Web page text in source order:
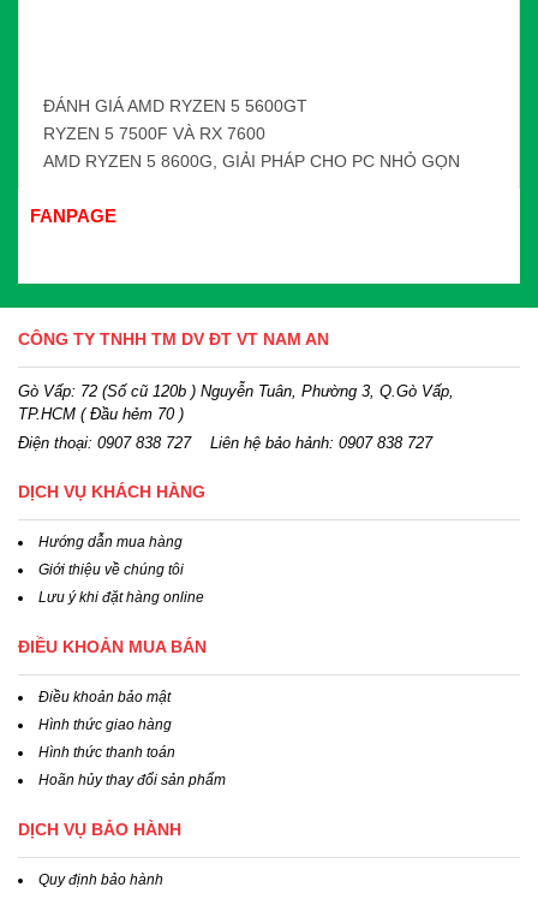
ĐÁNH GIÁ AMD RYZEN 5 5600GT
RYZEN 5 7500F VÀ RX 7600
AMD RYZEN 5 8600G, GIẢI PHÁP CHO PC NHỎ GỌN
FANPAGE
CÔNG TY TNHH TM DV ĐT VT NAM AN
Gò Vấp: 72 (Số cũ 120b ) Nguyễn Tuân, Phường 3, Q.Gò Vấp,
TP.HCM ( Đầu hẻm 70 )
Điện thoại: 0907 838 727Liên hệ bảo hảnh: 0907 838 727
DỊCH VỤ KHÁCH HÀNG
Hướng dẫn mua hàng
Giới thiệu về chúng tôi
Lưu ý khi đặt hàng online
ĐIỀU KHOẢN MUA BÁN
Điều khoản bảo mật
Hình thức giao hàng
Hình thức thanh toán
Hoãn hủy thay đổi sản phẩm
DỊCH VỤ BẢO HÀNH
Quy định bảo hành